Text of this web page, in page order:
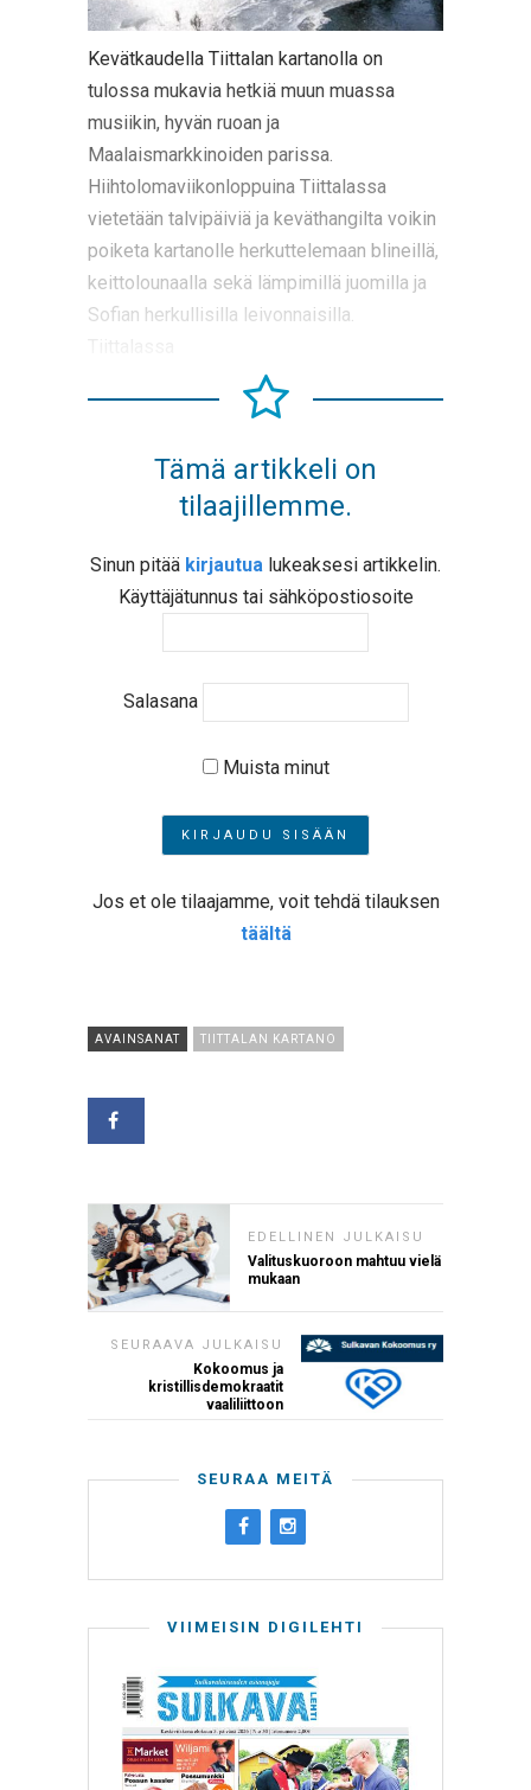
Kevätkaudella Tiittalan kartanolla on
tulossa mukavia hetkiä muun muassa
musiikin, hyvän ruoan ja
Maalaismarkkinoiden parissa.
Hiihtolomaviikonloppuina Tiittalassa
vietetään talvipäiviä ja keväthangilta voikin
poiketa kartanolle herkuttelemaan blineillä,
keittolounaalla sekä lämpimillä juomilla ja
Sofian herkullisilla leivonnaisilla.
Tämä artikkeli on
tilaajillemme.
Sinun pitää kirjautua lukeaksesi artikkelin.
Käyttäjätunnus tai sähköpostiosoite
Salasana
Muista minut
Jos et ole tilaajamme, voit tehdä tilauksen
täältä
AVAINSANAT TIITTALAN KARTANO
EDELLINEN JULKAISU
Valituskuoroon mahtuu vielä
mukaan
SEURAAVA JULKAISU
Kokoomus ja
kristillisdemokraatit
vaaliliittoon
SEURAA MEITÄ
VIIMEISIN DIGILEHTI